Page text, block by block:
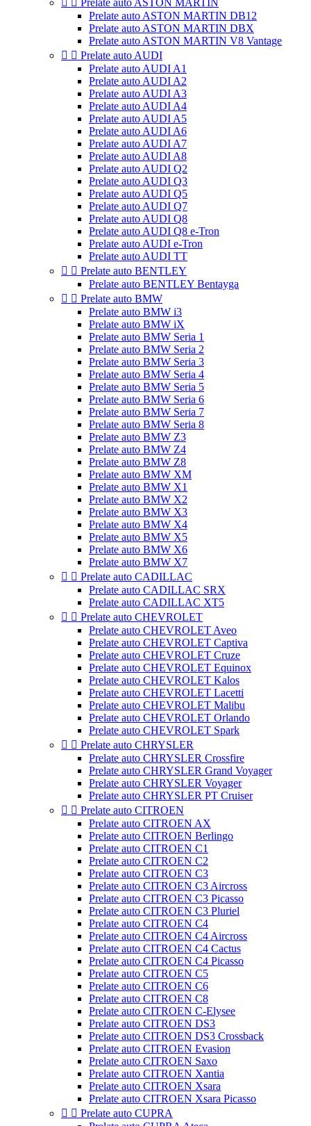
  Prelate auto ASTON MARTIN
Prelate auto ASTON MARTIN DB12
Prelate auto ASTON MARTIN DBX
Prelate auto ASTON MARTIN V8 Vantage
  Prelate auto AUDI
Prelate auto AUDI A1
Prelate auto AUDI A2
Prelate auto AUDI A3
Prelate auto AUDI A4
Prelate auto AUDI A5
Prelate auto AUDI A6
Prelate auto AUDI A7
Prelate auto AUDI A8
Prelate auto AUDI Q2
Prelate auto AUDI Q3
Prelate auto AUDI Q5
Prelate auto AUDI Q7
Prelate auto AUDI Q8
Prelate auto AUDI Q8 e-Tron
Prelate auto AUDI e-Tron
Prelate auto AUDI TT
  Prelate auto BENTLEY
Prelate auto BENTLEY Bentayga
  Prelate auto BMW
Prelate auto BMW i3
Prelate auto BMW iX
Prelate auto BMW Seria 1
Prelate auto BMW Seria 2
Prelate auto BMW Seria 3
Prelate auto BMW Seria 4
Prelate auto BMW Seria 5
Prelate auto BMW Seria 6
Prelate auto BMW Seria 7
Prelate auto BMW Seria 8
Prelate auto BMW Z3
Prelate auto BMW Z4
Prelate auto BMW Z8
Prelate auto BMW XM
Prelate auto BMW X1
Prelate auto BMW X2
Prelate auto BMW X3
Prelate auto BMW X4
Prelate auto BMW X5
Prelate auto BMW X6
Prelate auto BMW X7
  Prelate auto CADILLAC
Prelate auto CADILLAC SRX
Prelate auto CADILLAC XT5
  Prelate auto CHEVROLET
Prelate auto CHEVROLET Aveo
Prelate auto CHEVROLET Captiva
Prelate auto CHEVROLET Cruze
Prelate auto CHEVROLET Equinox
Prelate auto CHEVROLET Kalos
Prelate auto CHEVROLET Lacetti
Prelate auto CHEVROLET Malibu
Prelate auto CHEVROLET Orlando
Prelate auto CHEVROLET Spark
  Prelate auto CHRYSLER
Prelate auto CHRYSLER Crossfire
Prelate auto CHRYSLER Grand Voyager
Prelate auto CHRYSLER Voyager
Prelate auto CHRYSLER PT Cruiser
  Prelate auto CITROEN
Prelate auto CITROEN AX
Prelate auto CITROEN Berlingo
Prelate auto CITROEN C1
Prelate auto CITROEN C2
Prelate auto CITROEN C3
Prelate auto CITROEN C3 Aircross
Prelate auto CITROEN C3 Picasso
Prelate auto CITROEN C3 Pluriel
Prelate auto CITROEN C4
Prelate auto CITROEN C4 Aircross
Prelate auto CITROEN C4 Cactus
Prelate auto CITROEN C4 Picasso
Prelate auto CITROEN C5
Prelate auto CITROEN C6
Prelate auto CITROEN C8
Prelate auto CITROEN C-Elysee
Prelate auto CITROEN DS3
Prelate auto CITROEN DS3 Crossback
Prelate auto CITROEN Evasion
Prelate auto CITROEN Saxo
Prelate auto CITROEN Xantia
Prelate auto CITROEN Xsara
Prelate auto CITROEN Xsara Picasso
  Prelate auto CUPRA